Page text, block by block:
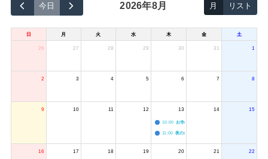
今日 2026年8月 月 リスト
日 月 火 水 木 金 土
26 27 28 29 30 31 1
2 3 4 5 6 7 8
9 10 11 12 13
10:00 お寺のジャグリング教室
11:00 夜のボードゲーム会
14 15
16 17 18 19 20 21 22